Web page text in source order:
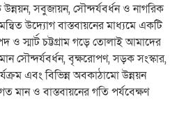
সবুজায়ন, সৌন্দর্যবর্ধন ও নাগরিক
উদ্যোগ বাস্তবায়নের মাধ্যমে একটি
ও স্মার্ট চট্টগ্রাম গড়ে তোলাই আমাদের
সৌন্দর্যবর্ধন, বৃক্ষরোপণ, সড়ক সংস্কার,
এবং বিভিন্ন অবকাঠামো উন্নয়ন
মান ও বাস্তবায়নের গতি পর্যবেক্ষণ